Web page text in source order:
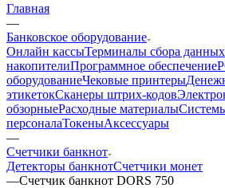
Главная
—
Банковское оборудование
Онлайн кассыТерминалы сбора данных
накопителиПрограммное обеспечение
оборудованиеЧековые принтеры
этикетокСканеры штрих-кодов
обзорныеРасходные материалы
персоналаТокеныАксессуары
—
Счетчики банкнот
Детекторы банкнотСчетчики монет
—Счетчик банкнот DORS 750